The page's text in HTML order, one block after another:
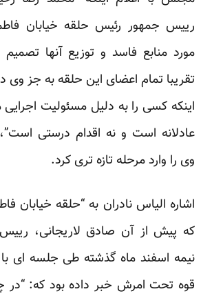
رییس جمهور رئیس حلقه خیابان
مورد منابع فاسد و توزیع آنها
تقریبا تمام اعضای این حلقه به جز وی
اینکه کسی را به دلیل مسئولیت اجرایی
عادلانه است و نه اقدام درستی است”،
وی را وارد مرحله تازه تری کرد.
اشاره الیاس نادران به “حلقه خیابان
که پیش از آن صادق لاریجانی،
نیمه اسفند ماه گذشته طی جلسه ای
قوه تحت امرش خبر داده بود که: “در